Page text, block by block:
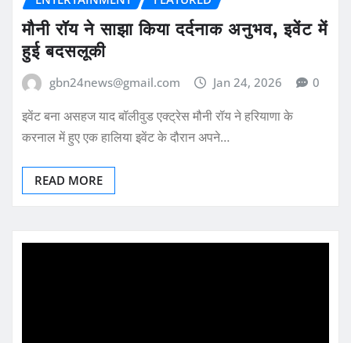
मौनी रॉय ने साझा किया दर्दनाक अनुभव, इवेंट में
हुई बदसलूकी
gbn24news@gmail.com Jan 24, 2026 0
इवेंट बना असहज याद बॉलीवुड एक्ट्रेस मौनी रॉय ने हरियाणा के
करनाल में हुए एक हालिया इवेंट के दौरान अपने…
READ MORE